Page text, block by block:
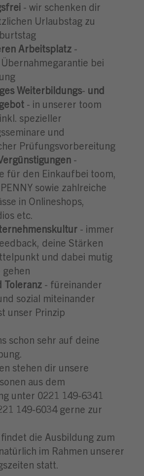
- wir schenken dir
Urlaubstag zu
Arbeitsplatz -
bei
Weiterbildungs- und
- in unserer toom
spezieller
und
Prüfungsvorbereitung
-
für den Einkaufbei toom,
sowie zahlreiche
in Onlineshops,
etc.
- immer
deine Stärken
und dabei mutig
gehen
Toleranz - füreinander
sozial miteinander
unser Prinzip
schon sehr auf deine
stehen dir unsere
aus dem
unter 0221 149-6341
149-6034 gerne zur
die Ausbildung zum
im Rahmen unserer
statt.